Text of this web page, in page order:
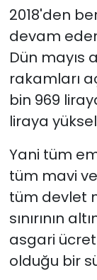
2018'den
devam
Dün mayıs
rakamları
bin 969
liraya
Yani tüm
tüm mavi
tüm devlet
sınırının
asgari
olduğu bir